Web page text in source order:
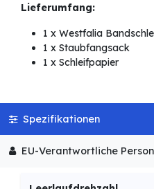
Lieferumfang:
1 x Westfalia
1 x Staubfangsack
1 x Schleifpapier
Spezifikationen
EU-Verantwortliche Person